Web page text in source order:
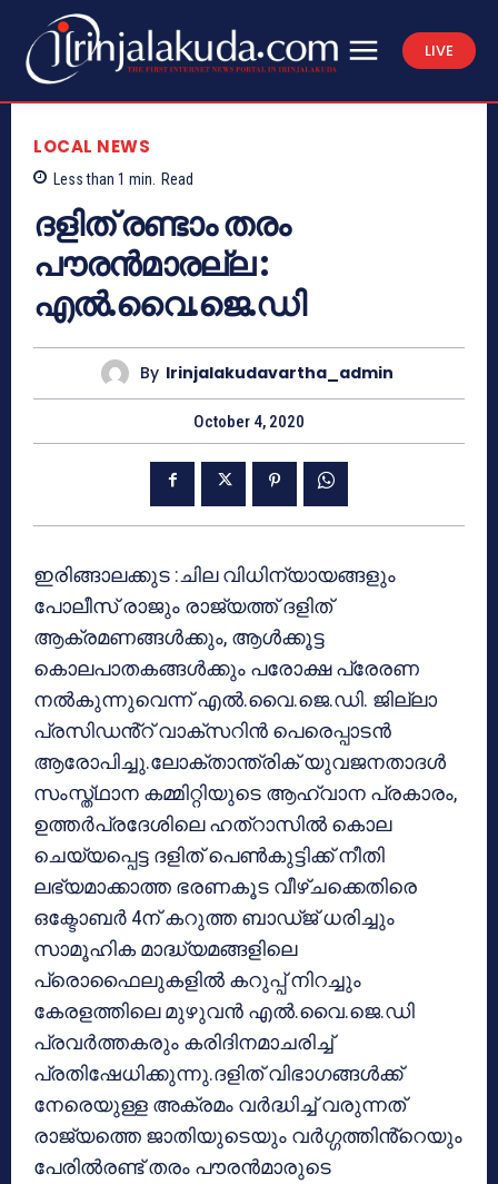
LIVE
LOCAL NEWS
Less than 1 min. Read
ദളിത് രണ്ടാം തരം
പൗരൻമാരല്ല :
എൽ.വൈ.ജെ.ഡി
By Irinjalakudavartha_admin
October 4, 2020
ഇരിങ്ങാലക്കുട :ചില വിധിന്യായങ്ങളും
പോലീസ് രാജും രാജ്യത്ത് ദളിത്
ആക്രമണങ്ങൾക്കും, ആൾക്കൂട്ട
കൊലപാതകങ്ങൾക്കും പരോക്ഷ പ്രേരണ
നൽകുന്നുവെന്ന് എൽ.വൈ.ജെ.ഡി. ജില്ലാ
പ്രസിഡൻ്റ് വാക്സറിൻ പെരെപ്പാടൻ
ആരോപിച്ചു.ലോക്താന്ത്രിക് യുവജനതാദൾ
സംസ്ത്ഥാന കമ്മിറ്റിയുടെ ആഹ്വാന പ്രകാരം,
ഉത്തർപ്രദേശിലെ ഹത്റാസിൽ കൊല
ചെയ്യപ്പെട്ട ദളിത് പെൺകുട്ടിക്ക് നീതി
ലഭ്യമാക്കാത്ത ഭരണകൂട വീഴ്ചക്കെതിരെ
ഒക്ടോബർ 4ന് കറുത്ത ബാഡ്ജ് ധരിച്ചും
സാമൂഹിക മാദ്ധ്യമങ്ങളിലെ
പ്രൊഫൈലുകളിൽ കറുപ്പ് നിറച്ചും
കേരളത്തിലെ മുഴുവൻ എൽ.വൈ.ജെ.ഡി
പ്രവർത്തകരും കരിദിനമാചരിച്ച്
പ്രതിഷേധിക്കുന്നു.ദളിത് വിഭാഗങ്ങൾക്ക്
നേരെയുള്ള അക്രമം വർദ്ധിച്ച് വരുന്നത്
രാജ്യത്തെ ജാതിയുടെയും വർഗ്ഗത്തിൻ്റെയും
പേരിൽരണ്ട് തരം പൗരൻമാരുടെ